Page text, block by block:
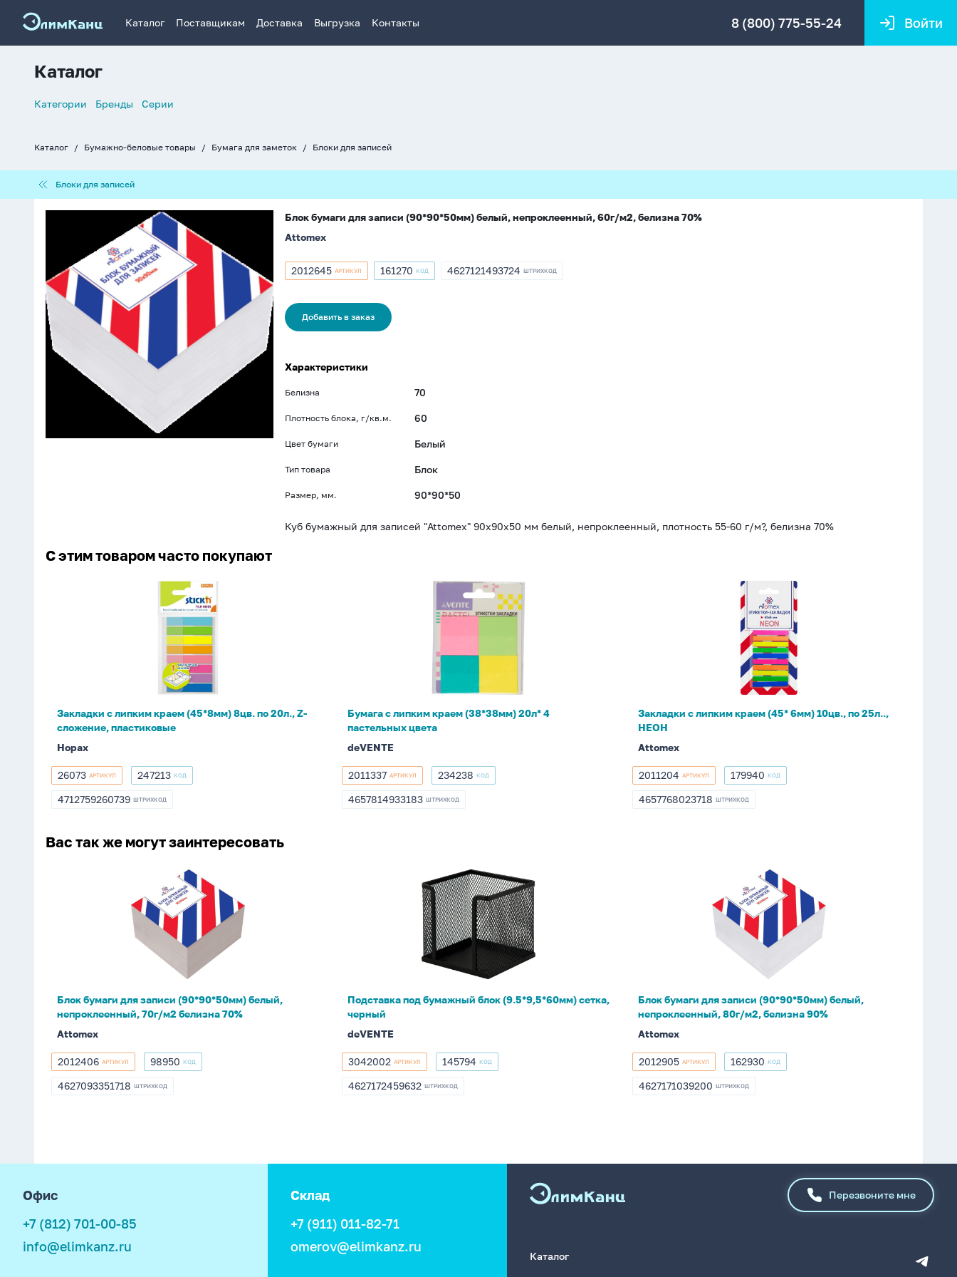
Каталог Поставщикам Доставка Выгрузка Контакты 8 (800) 775-55-24 Войти
Каталог
Список
Категории Бренды Серии
крошки
Каталог Бумажно-беловые товары Бумага для заметок Блоки для записей
для
записей
Блоки для записей
записи
(90*90*50мм)
белый,
непроклеенный,
60г/
м2,
белизна
70%
Блок бумаги для записи (90*90*50мм) белый, непроклеенный, 60г/м2, белизна 70%
Attomex
Артикул
2012645 АРТИКУЛ
Артикул
161270 КОД
ШТРИХКОД
4627121493724 ШТРИХКОД
Добавить в заказ
Характеристики
Белизна 70
Плотность блока, г/кв.м. 60
Цвет бумаги Белый
Тип товара Блок
Размер, мм. 90*90*50
Куб бумажный для записей "Attomex" 90x90x50 мм белый, непроклеенный, плотность 55-60 г/м?, белизна 70%
С этим товаром часто покупают
Z-
сложение,
пластиковые
Закладки с липким краем (45*8мм) 8цв. по 20л., Z-
сложение, пластиковые
Hopax
26073
26073 АРТИКУЛ 247213
247213 КОД
4712759260739
4712759260739 ШТРИХКОД
цвета
Бумага с липким краем (38*38мм) 20л* 4
пастельных цвета
deVENTE
2011337
2011337 АРТИКУЛ 234238
234238 КОД
4657814933183
4657814933183 ШТРИХКОД
25л..,
НЕОН
Закладки с липким краем (45* 6мм) 10цв., по 25л..,
НЕОН
Attomex
2011204
2011204 АРТИКУЛ 179940
179940 КОД
4657768023718
4657768023718 ШТРИХКОД
Вас так же могут заинтересовать
(90*90*50мм)
м2
белизна
70%
Блок бумаги для записи (90*90*50мм) белый,
непроклеенный, 70г/м2 белизна 70%
Attomex
2012406
2012406 АРТИКУЛ 98950
98950 КОД
4627093351718
4627093351718 ШТРИХКОД
(9.5*9,5*60мм)
Подставка под бумажный блок (9.5*9,5*60мм) сетка,
черный
deVENTE
3042002
3042002 АРТИКУЛ 145794
145794 КОД
4627172459632
4627172459632 ШТРИХКОД
(90*90*50мм)
м2,
белизна
90%
Блок бумаги для записи (90*90*50мм) белый,
непроклеенный, 80г/м2, белизна 90%
Attomex
2012905
2012905 АРТИКУЛ 162930
162930 КОД
4627171039200
4627171039200 ШТРИХКОД
Офис
+7 (812) 701-00-85
info@elimkanz.ru
Склад
+7 (911) 011-82-71
omerov@elimkanz.ru
Перезвоните мне
Каталог